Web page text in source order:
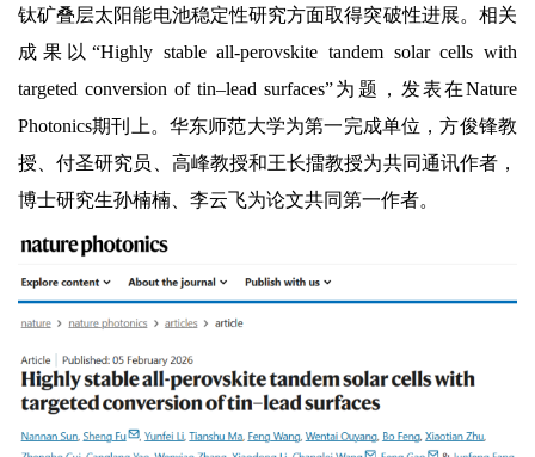
钛矿叠层太阳能电池稳定性研究方面取得突破性进展。相关
成果以“Highly stable all-perovskite tandem solar cells with
targeted conversion of tin–lead surfaces”为题，发表在Nature
Photonics期刊上。华东师范大学为第一完成单位，方俊锋教
授、付圣研究员、高峰教授和王长擂教授为共同通讯作者，
博士研究生孙楠楠、李云飞为论文共同第一作者。